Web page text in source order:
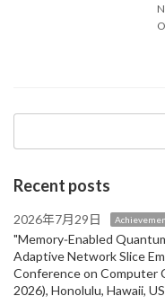
Search
Recent posts
2026年7月29日
"Memory‑Enabled
Adaptive Network Slice
Conference on Computer
2026), Honolulu, Hawaii,